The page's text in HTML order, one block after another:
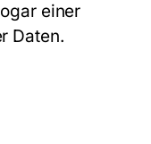
einer
Daten.